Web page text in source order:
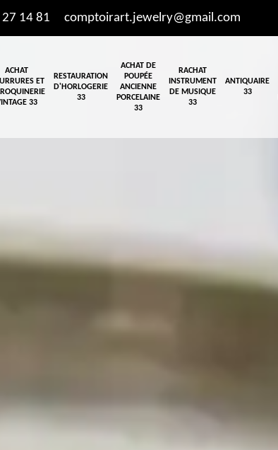
14 81 comptoirart.jewelry@gmail.com
ACHAT
ET
33
RESTAURATION
D'HORLOGERIE
33
ACHAT DE
POUPÉE
ANCIENNE
PORCELAINE
33
RACHAT
INSTRUMENT
DE MUSIQUE
33
ANTIQUAIRE
33